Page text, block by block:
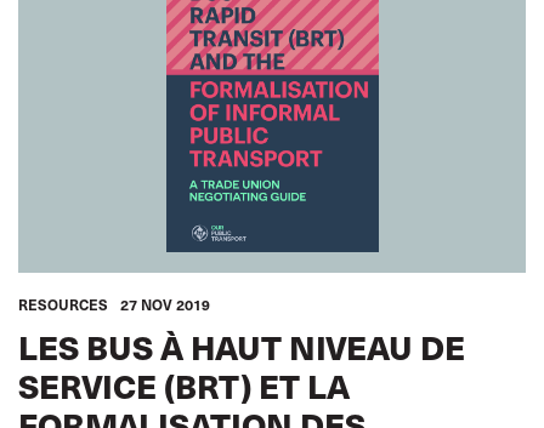
RESOURCES 27 NOV 2019
LES BUS À HAUT NIVEAU DE
SERVICE (BRT) ET LA